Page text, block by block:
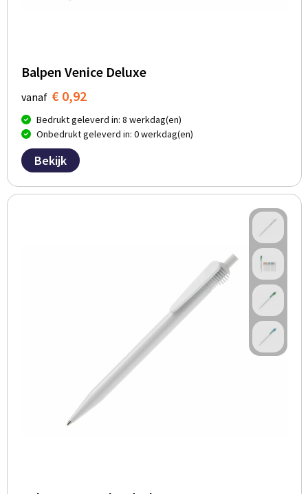
Balpen Venice Deluxe
vanaf € 0,92
Bedrukt geleverd in: 8 werkdag(en)
Onbedrukt geleverd in: 0 werkdag(en)
Bekijk